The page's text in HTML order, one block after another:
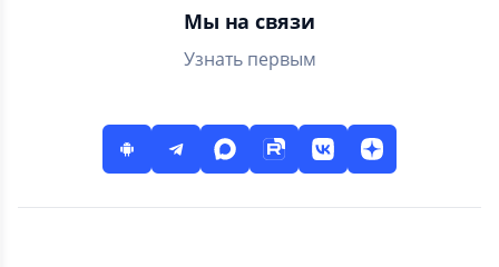
Мы на связи
Узнать первым